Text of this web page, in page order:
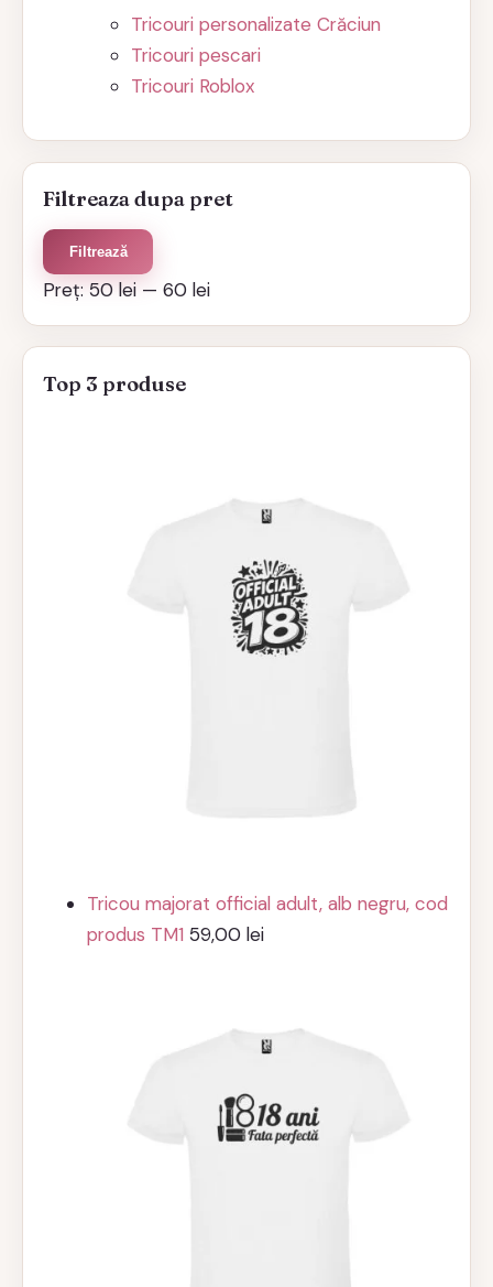
Tricouri personalizate Crăciun
Tricouri pescari
Tricouri Roblox
Filtreaza dupa pret
Preț
minim
Preț
maxim
Filtrează
Preț:50 lei —60 lei
Top 3 produse
Tricou majorat official adult, alb negru, cod
produs TM1 59,00lei